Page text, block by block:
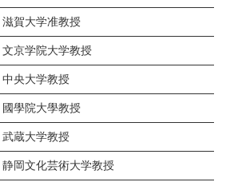
滋賀大学准教授
文京学院大学教授
中央大学教授
國學院大學教授
武蔵大学教授
静岡文化芸術大学教授